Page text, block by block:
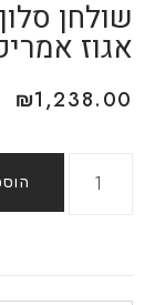
שולחן
אגוז
₪1,238.00